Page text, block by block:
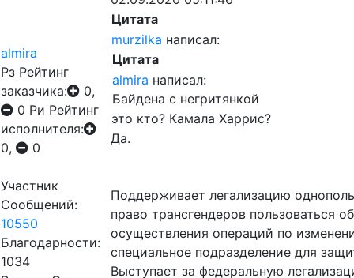
almira
Рз Рейтинг
заказчика:
0,
0 Ри Рейтинг
исполнителя:
0,
0
Участник
Сообщений:
10550
Благодарности:
1034
Цитата
murzilka написал:
Цитата
almira написал:
Байдена с негритянкой
это кто? Камала Харрис?
Да.
Поддерживает легализацию
право трансгендеров пользоваться
осуществления операций по
специальное подразделение для
Выступает за федеральную